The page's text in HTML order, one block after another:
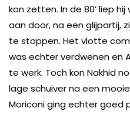
kon zetten. In de 80’ liep
aan door, na een glijpartij,
te stoppen. Het vlotte
was echter verdwenen en
te werk. Toch kon Nakhid
lage schuiver na een
Moriconi ging echter goed